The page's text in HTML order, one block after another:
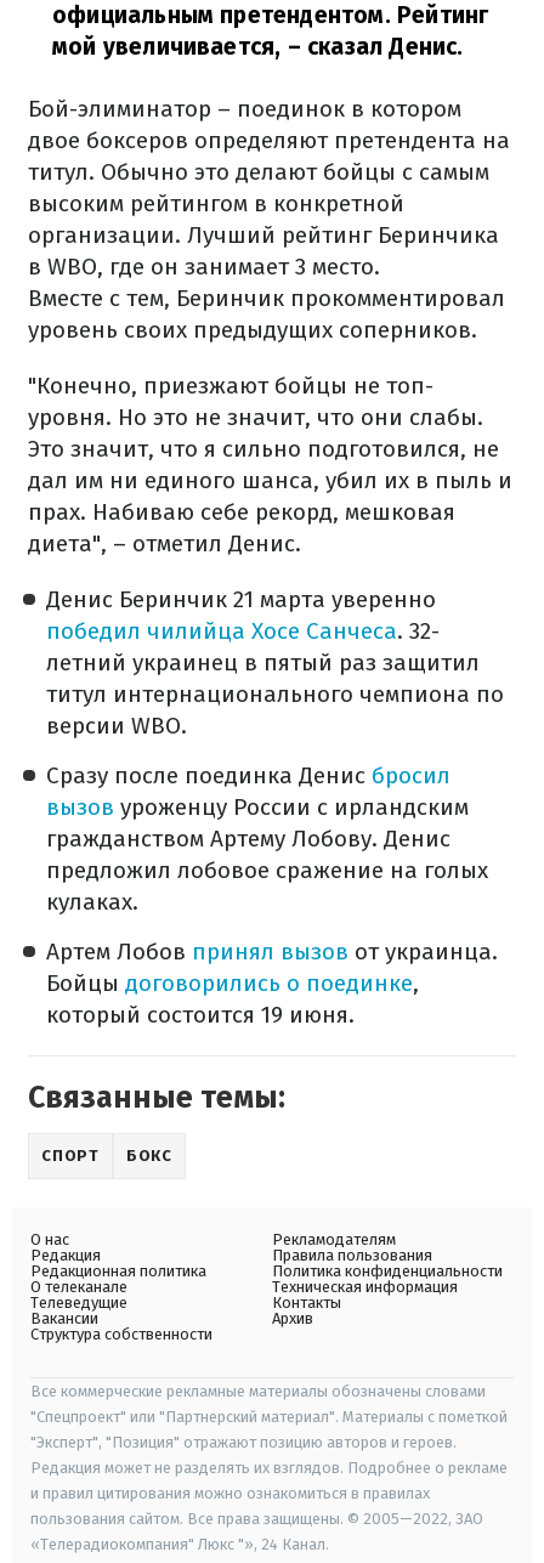
официальным претендентом. Рейтинг
мой увеличивается, – сказал Денис.
Бой-элиминатор – поединок в котором
двое боксеров определяют претендента на
титул. Обычно это делают бойцы с самым
высоким рейтингом в конкретной
организации. Лучший рейтинг Беринчика
в WBO, где он занимает 3 место.
Вместе с тем, Беринчик прокомментировал
уровень своих предыдущих соперников.
"Конечно, приезжают бойцы не топ-
уровня. Но это не значит, что они слабы.
Это значит, что я сильно подготовился, не
дал им ни единого шанса, убил их в пыль и
прах. Набиваю себе рекорд, мешковая
диета", – отметил Денис.
Денис Беринчик 21 марта уверенно
победил чилийца Хосе Санчеса. 32-
летний украинец в пятый раз защитил
титул интернационального чемпиона по
версии WBO.
Сразу после поединка Денис бросил
вызов уроженцу России с ирландским
гражданством Артему Лобову. Денис
предложил лобовое сражение на голых
кулаках.
Артем Лобов принял вызов от украинца.
Бойцы договорились о поединке,
который состоится 19 июня.
Связанные темы:
СПОРТ БОКС
О нас
Редакция
Редакционная политика
О телеканале
Телеведущие
Вакансии
Структура собственности
Рекламодателям
Правила пользования
Политика конфиденциальности
Техническая информация
Контакты
Архив
Все коммерческие рекламные материалы обозначены словами
"Спецпроект" или "Партнерский материал". Материалы с пометкой
"Эксперт", "Позиция" отражают позицию авторов и героев.
Редакция может не разделять их взглядов. Подробнее о рекламе
и правил цитирования можно ознакомиться в правилах
пользования сайтом. Все права защищены. © 2005—2022, ЗАО
«Телерадиокомпания" Люкс "», 24 Канал.